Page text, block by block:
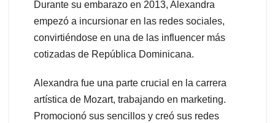
Durante su embarazo en 2013, Alexandra
empezó a incursionar en las redes sociales,
convirtiéndose en una de las influencer más
cotizadas de República Dominicana.
Alexandra fue una parte crucial en la carrera
artística de Mozart, trabajando en marketing.
Promocionó sus sencillos y creó sus redes